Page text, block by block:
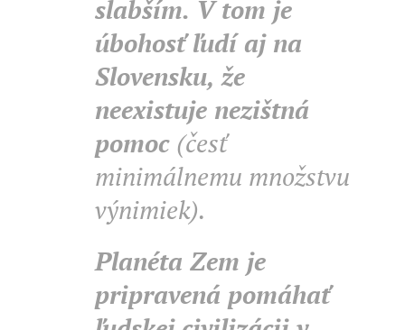
slabším. V tom je
úbohosť ľudí aj na
Slovensku, že
neexistuje nezištná
pomoc (česť
minimálnemu množstvu
výnimiek).
Planéta Zem je
pripravená pomáhať